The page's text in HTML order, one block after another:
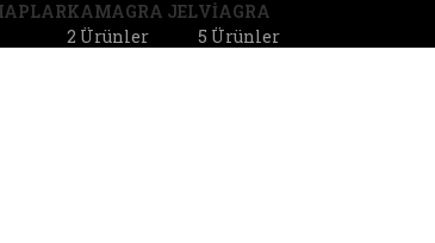
KAMAGRA JEL
2 Ürünler
VIAGRA
5 Ürünler